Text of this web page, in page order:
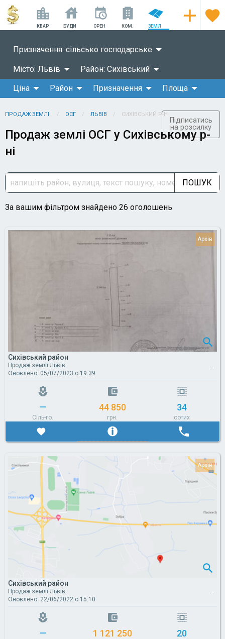
КВАРТИРИ БУДИНКИ ОРЕНДА КОМ.НЕРУХОМІСТЬ
ЗЕМЛЯ
Призначення: сільсько господарське
Місто: Львів Район: Сихівський
Ціна Район Призначення Площа
Підписатись
на розсилку
ПРОДАЖ ЗЕМЛІ ОСГ ЛЬВІВ СИХІВСЬКИЙ Р-Н
Продаж землі ОСГ у Сихівському р-
ні
ПОШУК
За вашим фільтром знайдено 26 оголошень
Сихівський район
Продаж землі Львів
Оновлено: 05/07/2023 о 19:39
—
Сіль-го.
44 850
грн.
34
сотих
Сихівський район
Продаж землі Львів
Оновлено: 22/06/2022 о 15:10
— 1 121 250 20